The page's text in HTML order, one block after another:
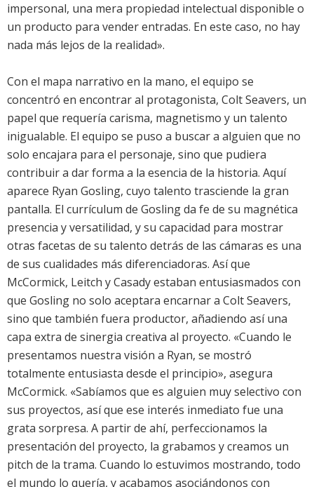
impersonal, una mera propiedad intelectual disponible o
un producto para vender entradas. En este caso, no hay
nada más lejos de la realidad».
Con el mapa narrativo en la mano, el equipo se
concentró en encontrar al protagonista, Colt Seavers, un
papel que requería carisma, magnetismo y un talento
inigualable. El equipo se puso a buscar a alguien que no
solo encajara para el personaje, sino que pudiera
contribuir a dar forma a la esencia de la historia. Aquí
aparece Ryan Gosling, cuyo talento trasciende la gran
pantalla. El currículum de Gosling da fe de su magnética
presencia y versatilidad, y su capacidad para mostrar
otras facetas de su talento detrás de las cámaras es una
de sus cualidades más diferenciadoras. Así que
McCormick, Leitch y Casady estaban entusiasmados con
que Gosling no solo aceptara encarnar a Colt Seavers,
sino que también fuera productor, añadiendo así una
capa extra de sinergia creativa al proyecto. «Cuando le
presentamos nuestra visión a Ryan, se mostró
totalmente entusiasta desde el principio», asegura
McCormick. «Sabíamos que es alguien muy selectivo con
sus proyectos, así que ese interés inmediato fue una
grata sorpresa. A partir de ahí, perfeccionamos la
presentación del proyecto, la grabamos y creamos un
pitch de la trama. Cuando lo estuvimos mostrando, todo
el mundo lo quería, y acabamos asociándonos con